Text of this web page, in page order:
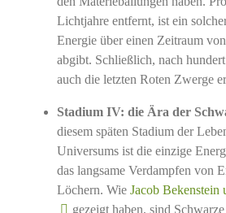
Lichtjahre entfernt, ist ein
Energie über einen Zeitraum
abgibt. Schließlich, nach
auch die letzten Roten Zwerge
Stadium IV: die Ära der
diesem späten Stadium der
Universums ist die einzige
das langsame Verdampfen von
Löchern. Wie Jacob Bekenstein
gezeigt haben, sind